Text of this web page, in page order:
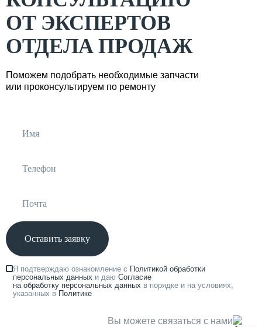
ОТ ЭКСПЕРТОВ
ОТДЕЛА ПРОДАЖ
Поможем подобрать необходимые запчасти
или проконсультируем по ремонту
Оставить заявку
Я подтверждаю ознакомление с Политикой обработки
персональных данных и даю Согласие
на обработку персональных данных в порядке и на условиях,
указанных в Политике
Вы можете связаться с нами